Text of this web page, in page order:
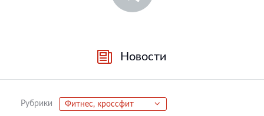
Новости
Рубрики Фитнес, кроссфит